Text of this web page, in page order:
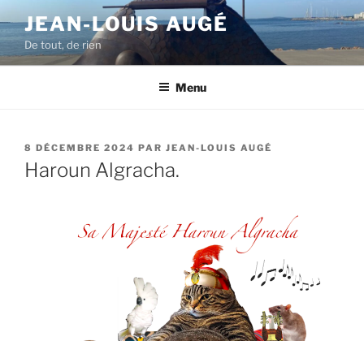
au
contenu
principal
JEAN-LOUIS AUGÉ
De tout, de rien
Menu
PUBLIÉ
LE
8 DÉCEMBRE 2024 PAR JEAN-LOUIS AUGÉ
Haroun Algracha.